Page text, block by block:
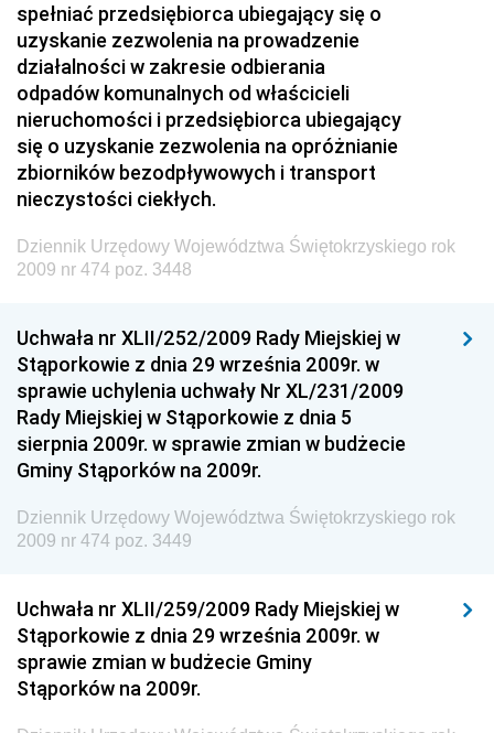
Dziennik Urzędowy Prezesa Urzędu Transportu
Kolejowego
Dziennik Urzędowy Ministra Przedsiębiorczości i
Technologii
Dziennik Urzędowy Ministra Inwestycji i Rozwoju
Dziennik Urzędowy Naczelnego Dyrektora Archiwów
Państwowych
Dziennik Urzędowy Ministra Finansów, Inwestycji i
Rozwoju
Dziennik Urzędowy Ministra Sportu
Dziennik Urzędowy Ministra Funduszy i Polityki
Regionalnej
Dziennik Urzędowy Ministra Aktywów Państwowych
Dziennik Urzędowy Ministra Zdrowia
Dziennik Urzędowy Ministra Środowiska i Głównego
Inspektora Ochrony Środowiska
Dziennik Urzędowy Ministerstwa Kultury, Dziedzictwa
Narodowego i Sportu
Dziennik Urzędowy Ministra Finansów, Funduszy i
spełniać przedsiębiorca ubiegający się o
uzyskanie zezwolenia na prowadzenie
działalności w zakresie odbierania
odpadów komunalnych od właścicieli
nieruchomości i przedsiębiorca ubiegający
się o uzyskanie zezwolenia na opróżnianie
zbiorników bezodpływowych i transport
nieczystości ciekłych.
Dziennik Urzędowy Województwa Świętokrzyskiego rok
2009 nr 474 poz. 3448
Uchwała nr XLII/252/2009 Rady Miejskiej w
Stąporkowie z dnia 29 września 2009r. w
sprawie uchylenia uchwały Nr XL/231/2009
Rady Miejskiej w Stąporkowie z dnia 5
sierpnia 2009r. w sprawie zmian w budżecie
Gminy Stąporków na 2009r.
Dziennik Urzędowy Województwa Świętokrzyskiego rok
2009 nr 474 poz. 3449
Uchwała nr XLII/259/2009 Rady Miejskiej w
Stąporkowie z dnia 29 września 2009r. w
sprawie zmian w budżecie Gminy
Stąporków na 2009r.